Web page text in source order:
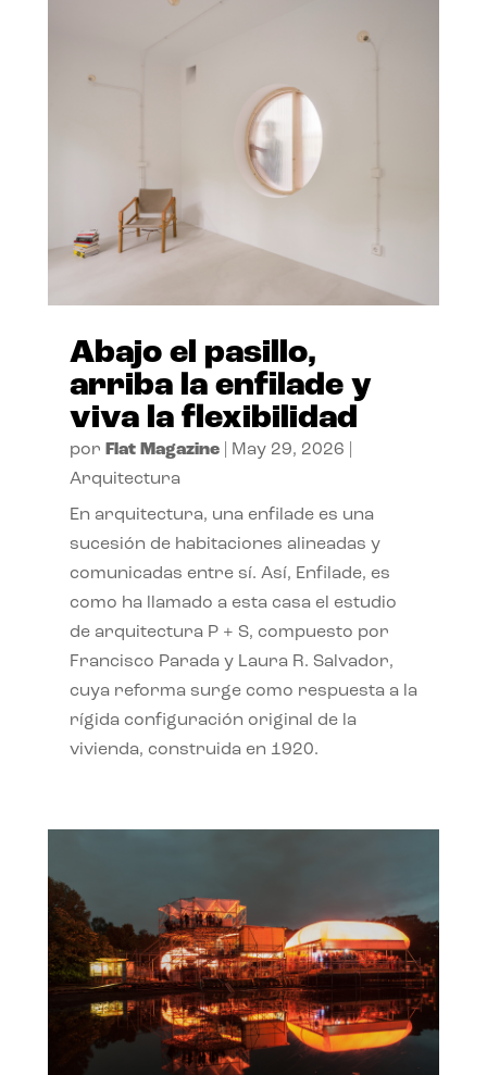
Abajo el pasillo,
arriba la enfilade y
viva la flexibilidad
por Flat Magazine| May 29, 2026
Arquitectura
En arquitectura, una enfilade es una
sucesión de habitaciones alineadas y
comunicadas entre sí. Así, Enfilade, es
como ha llamado a esta casa el estudio
de arquitectura P + S, compuesto por
Francisco Parada y Laura R. Salvador,
cuya reforma surge como respuesta a la
rígida configuración original de la
vivienda, construida en 1920.